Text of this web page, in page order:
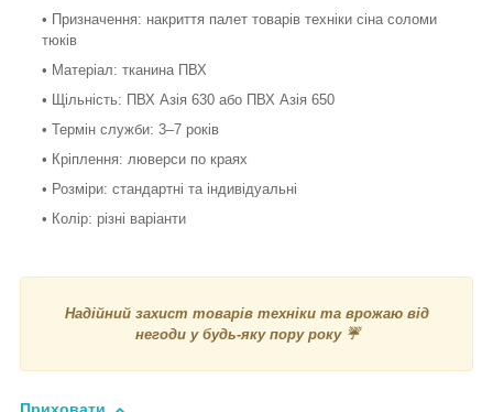
• Призначення: накриття палет товарів техніки сіна соломи
тюків
• Матеріал: тканина ПВХ
• Щільність: ПВХ Азія 630 або ПВХ Азія 650
• Термін служби: 3–7 років
• Кріплення: люверси по краях
• Розміри: стандартні та індивідуальні
• Колір: різні варіанти
Надійний захист товарів техніки та врожаю від
негоди у будь-яку пору року ☔